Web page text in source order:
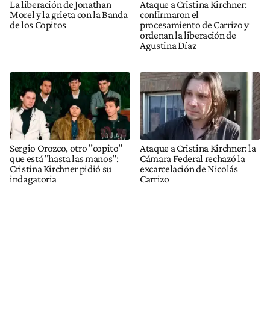
La liberación de Jonathan
Morel y la grieta con la Banda
de los Copitos
Ataque a Cristina Kirchner:
confirmaron el
procesamiento de Carrizo y
ordenan la liberación de
Agustina Díaz
Sergio Orozco, otro "copito"
que está "hasta las manos":
Cristina Kirchner pidió su
indagatoria
Ataque a Cristina Kirchner: la
Cámara Federal rechazó la
excarcelación de Nicolás
Carrizo